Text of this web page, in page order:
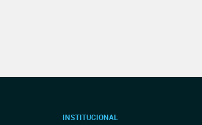
INSTITUCIONAL